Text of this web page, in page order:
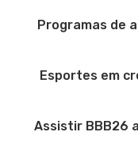
Programas de
Esportes em
Assistir BBB26